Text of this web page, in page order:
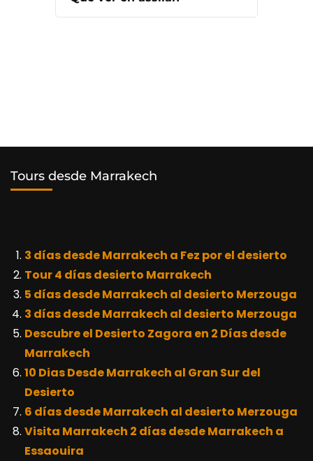
Tours desde Marrakech
3 días desde Marrakech a Fez por el desierto
Tour 4 días desierto Marrakech
5 días desde Marrakech al desierto Merzouga
3 días desde Marrakech al desierto Merzouga
Descubre el Desierto Zagora en 2 Días desde
Marrakech
10 Dias Desde Marrakech al Gran Sur del
Desierto
6 días desde Marrakech al desierto Merzouga
Visita Marrakech 2 días desde Marrakech a
Essaouira